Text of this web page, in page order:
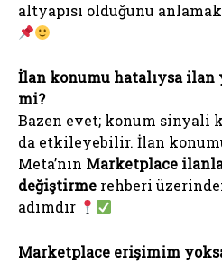
altyapısı olduğunu
İlan konumu hatalıysa ilan
mi?
Bazen evet; konum sinyali
da etkileyebilir. İlan
Meta’nın Marketplace
değiştirme rehberi
adımdır
Marketplace erişimim